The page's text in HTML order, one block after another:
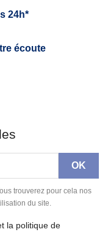
24h*
écoute
trouverez pour cela nos
du site.
la politique de